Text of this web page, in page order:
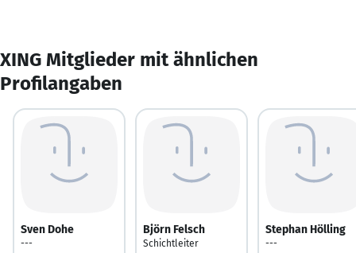
XING Mitglieder mit ähnlichen
Profilangaben
Sven Dohe
---
Björn Felsch
Schichtleiter
Stephan Hölling
---